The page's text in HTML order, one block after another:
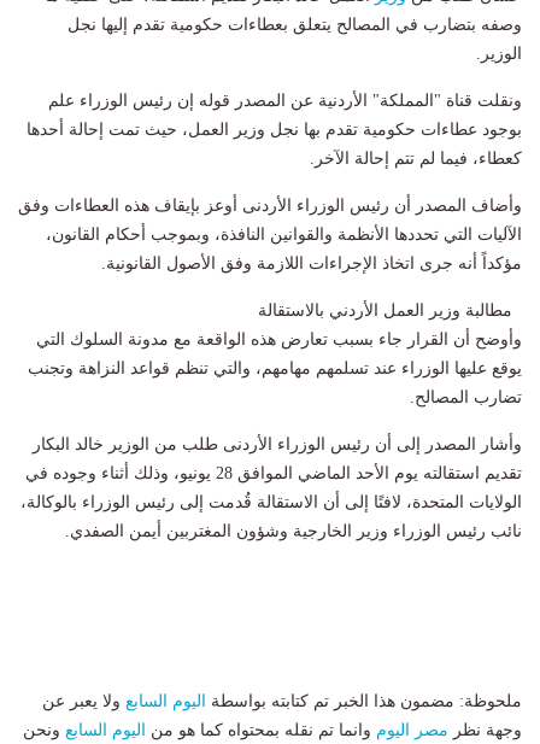
وصفه بتضارب في المصالح يتعلق بعطاءات حكومية تقدم إليها نجل
الوزير.
ونقلت قناة "المملكة" الأردنية عن المصدر قوله إن رئيس الوزراء علم
بوجود عطاءات حكومية تقدم بها نجل وزير العمل، حيث تمت إحالة أحدها
كعطاء، فيما لم تتم إحالة الآخر.
وأضاف المصدر أن رئيس الوزراء الأردنى أوعز بإيقاف هذه العطاءات وفق
الآليات التي تحددها الأنظمة والقوانين النافذة، وبموجب أحكام القانون،
مؤكداً أنه جرى اتخاذ الإجراءات اللازمة وفق الأصول القانونية.
مطالبة وزير العمل الأردني بالاستقالة
وأوضح أن القرار جاء بسبب تعارض هذه الواقعة مع مدونة السلوك التي
يوقع عليها الوزراء عند تسلمهم مهامهم، والتي تنظم قواعد النزاهة وتجنب
تضارب المصالح.
وأشار المصدر إلى أن رئيس الوزراء الأردنى طلب من الوزير خالد البكار
تقديم استقالته يوم الأحد الماضي الموافق 28 يونيو، وذلك أثناء وجوده في
الولايات المتحدة، لافتًا إلى أن الاستقالة قُدمت إلى رئيس الوزراء بالوكالة،
نائب رئيس الوزراء وزير الخارجية وشؤون المغتربين أيمن الصفدي.
ملحوظة: مضمون هذا الخبر تم كتابته بواسطة اليوم السابع ولا يعبر عن
وجهة نظر مصر اليوم وانما تم نقله بمحتواه كما هو من اليوم السابع ونحن